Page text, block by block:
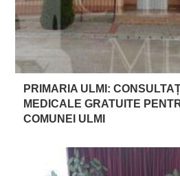
PRIMARIA ULMI:
MEDICALE GRATUITE
COMUNEI ULMI